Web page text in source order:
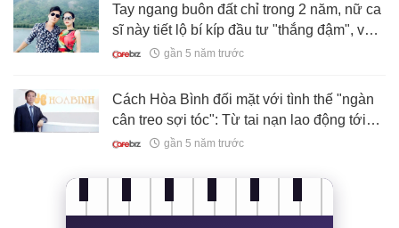
Tay ngang buôn đất chỉ trong 2 năm, nữ ca
sĩ này tiết lộ bí kíp đầu tư "thắng đậm", vừa
sắm cho mình căn biệt thự gần 2 triệu USD
gần 5 năm trước
Cách Hòa Bình đối mặt với tình thế "ngàn
cân treo sợi tóc": Từ tai nạn lao động tới
nguy cơ vỡ hầm khi xây cao ốc, Chủ tịch
cơ
gần 5 năm trước